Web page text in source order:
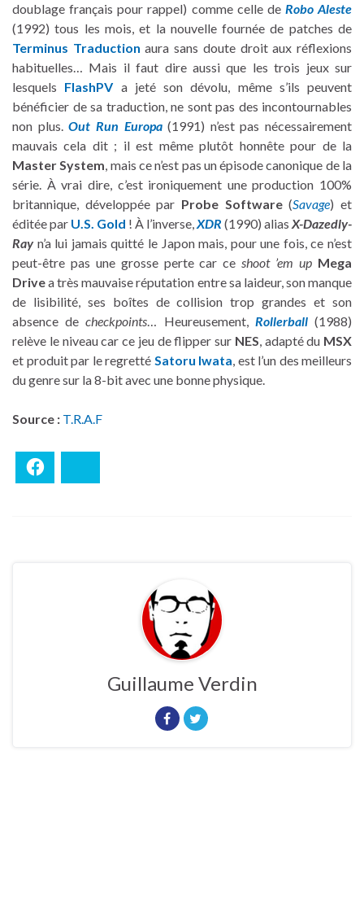
doublage français pour rappel) comme celle de Robo Aleste
(1992) tous les mois, et la nouvelle fournée de patches de
Terminus Traduction aura sans doute droit aux réflexions
habituelles… Mais il faut dire aussi que les trois jeux sur
lesquels FlashPVa jeté son dévolu, même s’ils peuvent
bénéficier de sa traduction, ne sont pas des incontournables
non plus.Out Run Europa(1991) n’est pas nécessairement
mauvais cela dit ; il est même plutôt honnête pour de la
Master System, mais ce n’est pas un épisode canonique de la
série. À vrai dire, c’est ironiquement une production 100%
britannique, développée par Probe Software(Savage) et
éditée par U.S. Gold ! À l’inverse,XDR (1990) alias X-Dazedly-
Rayn’a lui jamais quitté le Japon mais, pour une fois, ce n’est
peut-être pas une grosse perte car ceshoot ’em up Mega
Drivea très mauvaise réputation entre sa laideur, son manque
de lisibilité, ses boîtes de collision trop grandes et son
absence decheckpoints… Heureusement, Rollerball(1988)
relève le niveau car ce jeu de flipper sur NES, adapté du MSX
et produit par le regretté Satoru Iwata, est l’un des meilleurs
du genre sur la 8-bit avec une bonne physique.
Source : T.R.A.F
Guillaume Verdin